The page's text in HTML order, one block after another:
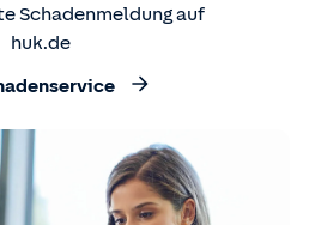
Schadenmeldung auf
huk.de